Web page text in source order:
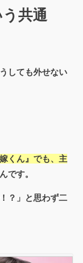
共通
しても外せない
くん』でも、 主
んです。
？」と思わず二